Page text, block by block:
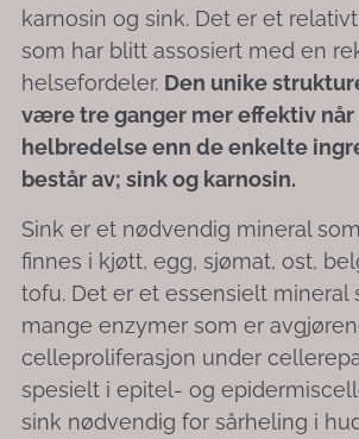
karnosin og sink. Det er et
som har blitt assosiert med en
helsefordeler. Den unike
være tre ganger mer effektiv
helbredelse enn de enkelte
består av; sink og karnosin.
Sink er et nødvendig mineral
finnes i kjøtt, egg, sjømat, ost,
tofu. Det er et essensielt mineral
mange enzymer som er
celleproliferasjon under
spesielt i epitel- og
sink nødvendig for sårheling i